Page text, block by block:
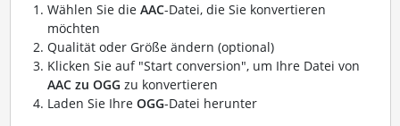
Wählen Sie die AAC-Datei, die Sie konvertieren
möchten
Qualität oder Größe ändern (optional)
Klicken Sie auf "Start conversion", um Ihre Datei von
AAC zu OGG zu konvertieren
Laden Sie Ihre OGG-Datei herunter